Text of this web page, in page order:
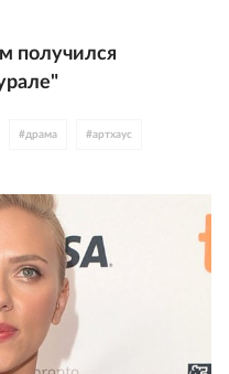
получился
#драма #артхаус